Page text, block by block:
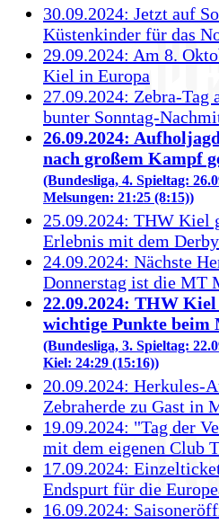
30.09.2024: Jetzt auf
Küstenkinder für das
29.09.2024: Am 8.
Kiel in Europa
27.09.2024: Zebra-
bunter Sonntag-
26.09.2024:
nach großem Kampf
(Bundesliga, 4. Spieltag:
Melsungen: 21:25 (8:15))
25.09.2024: THW Kiel
Erlebnis mit dem
24.09.2024: Nächste
Donnerstag ist die MT
22.09.2024: THW
wichtige Punkte beim
(Bundesliga, 3. Spieltag:
Kiel: 24:29 (15:16))
20.09.2024: Herkules-
Zebraherde zu Gast in
19.09.2024: "Tag der
mit dem eigenen Club
17.09.2024:
Endspurt für die
16.09.2024: